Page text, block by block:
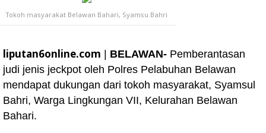
Tokoh masyarakat Belawan Bahari, Syamsu Bahri
liputan6online.com BELAWAN- Pemberantasan
judi jenis jeckpot oleh Polres Pelabuhan Belawan
mendapat dukungan dari tokoh masyarakat, Syamsul
Bahri, Warga Lingkungan VII, Kelurahan Belawan
Bahari.